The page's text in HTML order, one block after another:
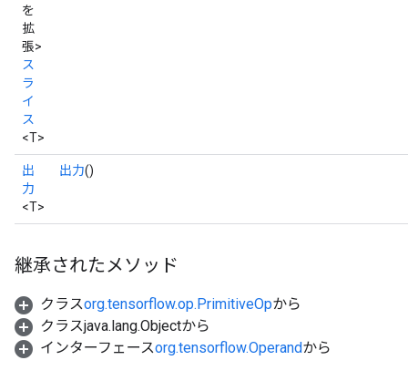
を
拡
張>
ス
ラ
イ
ス
<T>
出
力
<T>
出力()
継承されたメソッド
クラスorg.tensorflow.op.PrimitiveOpから
クラスjava.lang.Objectから
インターフェースorg.tensorflow.Operandから